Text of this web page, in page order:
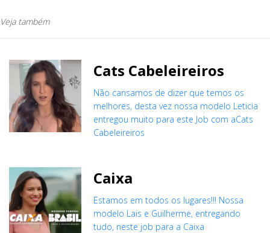
Veja também
Cats Cabeleireiros
Não cansamos de dizer que temos os
melhores, desta vez nossa modelo Leticia
entregou muito para este Job com aCats
Cabeleireiros
Caixa
Estamos em todos os lugares!!! Nossa
modelo Lais e Guilherme, entregando
tudo, neste job para a Caixa